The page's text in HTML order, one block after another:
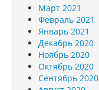
Март 2021
Февраль 2021
Январь 2021
Декабрь 2020
Ноябрь 2020
Октябрь 2020
Сентябрь 2020